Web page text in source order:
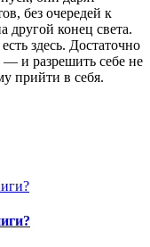
без очередей к
другой конец света.
здесь. Достаточно
— и разрешить себе не
прийти в себя.